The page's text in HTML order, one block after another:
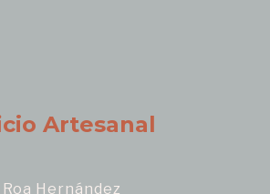
Artesanal
Hernández